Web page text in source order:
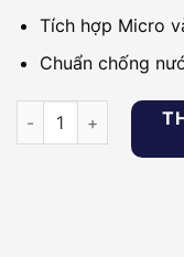
Tích hợp Micro
Chuẩn chống
Camera IP 2MP